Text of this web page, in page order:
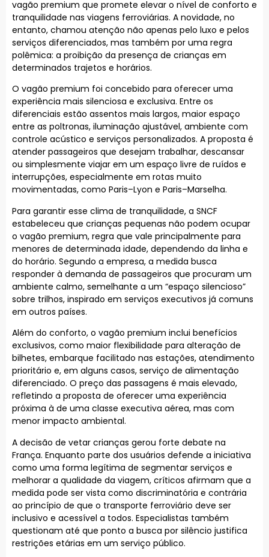
vagão premium que promete elevar o nível de conforto e
tranquilidade nas viagens ferroviárias. A novidade, no
entanto, chamou atenção não apenas pelo luxo e pelos
serviços diferenciados, mas também por uma regra
polêmica: a proibição da presença de crianças em
determinados trajetos e horários.
O vagão premium foi concebido para oferecer uma
experiência mais silenciosa e exclusiva. Entre os
diferenciais estão assentos mais largos, maior espaço
entre as poltronas, iluminação ajustável, ambiente com
controle acústico e serviços personalizados. A proposta é
atender passageiros que desejam trabalhar, descansar
ou simplesmente viajar em um espaço livre de ruídos e
interrupções, especialmente em rotas muito
movimentadas, como Paris–Lyon e Paris–Marselha.
Para garantir esse clima de tranquilidade, a SNCF
estabeleceu que crianças pequenas não podem ocupar
o vagão premium, regra que vale principalmente para
menores de determinada idade, dependendo da linha e
do horário. Segundo a empresa, a medida busca
responder à demanda de passageiros que procuram um
ambiente calmo, semelhante a um “espaço silencioso”
sobre trilhos, inspirado em serviços executivos já comuns
em outros países.
Além do conforto, o vagão premium inclui benefícios
exclusivos, como maior flexibilidade para alteração de
bilhetes, embarque facilitado nas estações, atendimento
prioritário e, em alguns casos, serviço de alimentação
diferenciado. O preço das passagens é mais elevado,
refletindo a proposta de oferecer uma experiência
próxima à de uma classe executiva aérea, mas com
menor impacto ambiental.
A decisão de vetar crianças gerou forte debate na
França. Enquanto parte dos usuários defende a iniciativa
como uma forma legítima de segmentar serviços e
melhorar a qualidade da viagem, críticos afirmam que a
medida pode ser vista como discriminatória e contrária
ao princípio de que o transporte ferroviário deve ser
inclusivo e acessível a todos. Especialistas também
questionam até que ponto a busca por silêncio justifica
restrições etárias em um serviço público.